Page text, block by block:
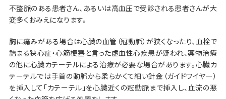
不整脈のある患者さん、あるいは高血圧で受診される患者さんが大
変多くおみえになります。
胸に痛みがある場合は心臓の血管（冠動脈）が狭くなったり、血栓で
詰まる狭心症・心筋梗塞と言った虚血性心疾患が疑われ、薬物治療
の他に心臓カテーテルによる治療が必要な場合があります。心臓カ
テーテルでは手首の動脈から柔らかくて細い針金（ガイドワイヤー）
を挿入して「カテーテル」を心臓近くの冠動脈まで挿入し、血流の悪